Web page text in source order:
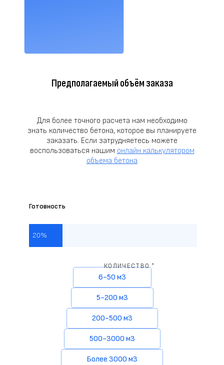
Предполагаемый объём заказа
Для более точного расчета нам необходимо
знать количество бетона, которое вы планируете
заказать. Если затрудняетесь можете
воспользоваться нашим онлайн калькулятором
объема бетона
Готовность
20%
КОЛИЧЕСТВО *
6-50 м3
5-200 м3
200-500 м3
500-3000 м3
Более 3000 м3